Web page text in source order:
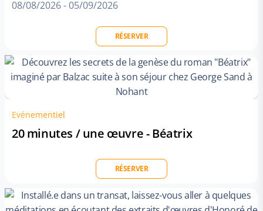
08/08/2026-05/09/2026
RÉSERVER
Evénementiel
20 minutes / une œuvre - Béatrix
RÉSERVER